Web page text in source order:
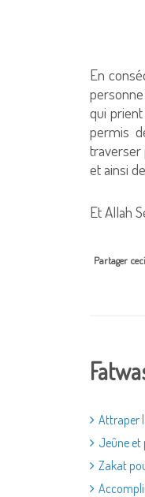
En
qui
permis
traverser
et ainsi
Et Allah
Partager
Attraper
Jeûne et
Zakat